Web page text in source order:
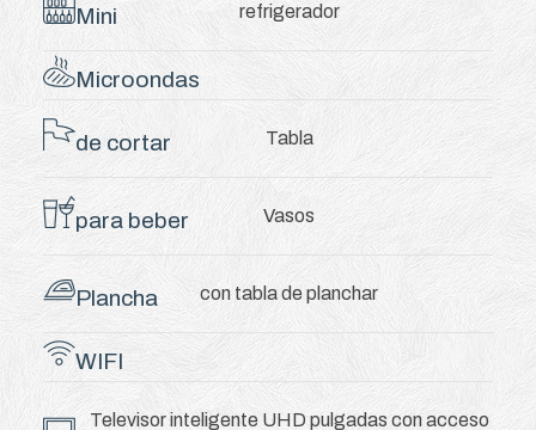
Mini refrigerador
Microondas
Tabla
de cortar
Vasos
para beber
Plancha con tabla de planchar
WIFI
Televisor inteligente UHD pulgadas con acceso